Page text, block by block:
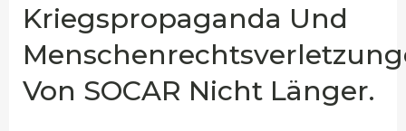
Kriegspropaganda Und
Von SOCAR Nicht Länger.